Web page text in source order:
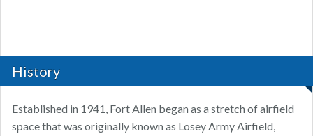
History
Established in 1941, Fort Allen began as a stretch of airfield
space that was originally known as Losey Army Airfield,